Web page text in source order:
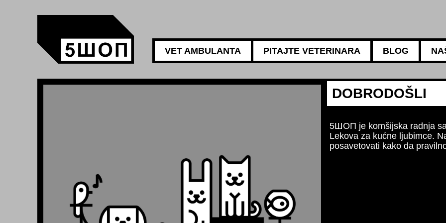
VET AMBULANTA PITAJTE VETERINARA BLOG
5АМБУЛАНТА
Za sve potrebe
Naši iskusni
ishrani, negi i